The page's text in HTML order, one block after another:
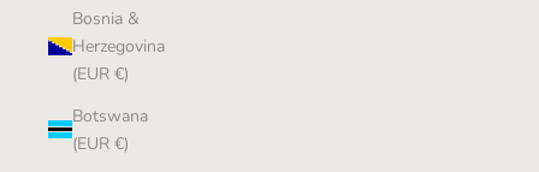
Bosnia &
Herzegovina
(EUR €)
Botswana
(EUR €)